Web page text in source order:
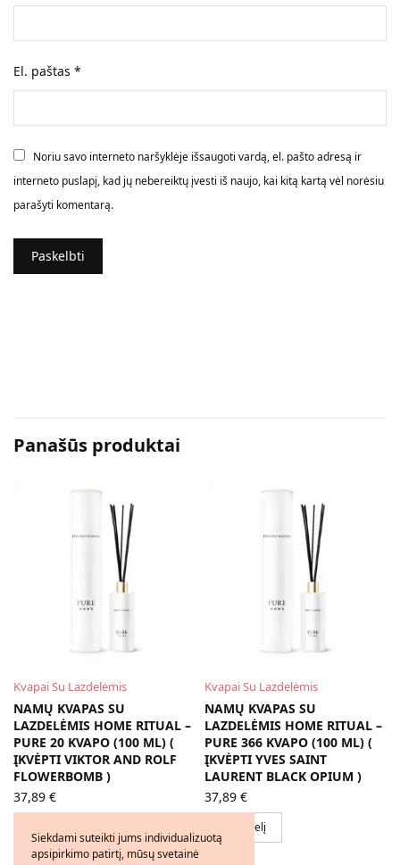
El. paštas*
Noriu savo interneto naršyklėje išsaugoti vardą, el. pašto adresą ir
interneto puslapį, kad jų nebereiktų įvesti iš naujo, kai kitą kartą vėl norėsiu
parašyti komentarą.
Panašūs produktai
Kvapai Su Lazdelėmis
NAMŲ KVAPAS SU
LAZDELĖMIS HOME RITUAL –
PURE 20 KVAPO (100 ML) (
ĮKVĖPTI VIKTOR AND ROLF
FLOWERBOMB )
37,89 €
Kvapai Su Lazdelėmis
NAMŲ KVAPAS SU
LAZDELĖMIS HOME RITUAL –
PURE 366 KVAPO (100 ML) (
ĮKVĖPTI YVES SAINT
LAURENT BLACK OPIUM )
37,89 €
Į krepšelį
Siekdami suteikti jums individualizuotą
apsipirkimo patirtį, mūsų svetainė